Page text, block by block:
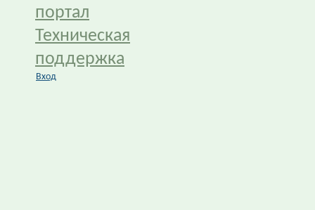
портал
Техническая
поддержка
Вход